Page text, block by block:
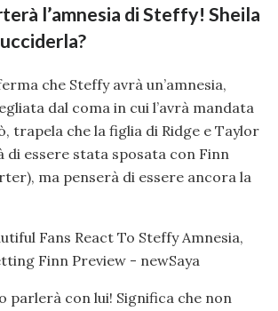
l’amnesia di Steffy! Sheila
che Steffy avrà un’amnesia,
dal coma in cui l’avrà mandata
trapela che la figlia di Ridge e Taylor
di essere stata sposata con Finn
ma penserà di essere ancora la
parlerà con lui! Significa che non